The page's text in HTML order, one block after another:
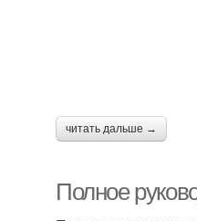
читать дальше →
Полное